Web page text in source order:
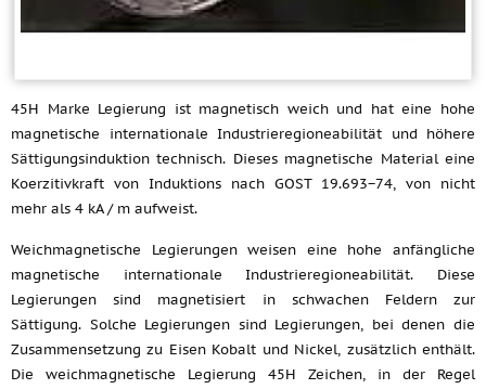
45H Marke Legierung ist magnetisch weich und hat eine hohe
magnetische internationale Industrieregioneabilität und höhere
Sättigungsinduktion technisch. Dieses magnetische Material eine
Koerzitivkraft von Induktions nach GOST 19.693−74, von nicht
mehr als 4 kA / m aufweist.
Weichmagnetische Legierungen weisen eine hohe anfängliche
magnetische internationale Industrieregioneabilität. Diese
Legierungen sind magnetisiert in schwachen Feldern zur
Sättigung. Solche Legierungen sind Legierungen, bei denen die
Zusammensetzung zu Eisen Kobalt und Nickel, zusätzlich enthält.
Die weichmagnetische Legierung 45H Zeichen, in der Regel